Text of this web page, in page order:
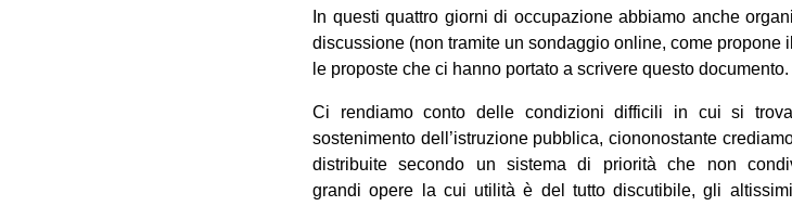
In questi quattro giorni di occupazione abbiamo anche
discussione (non tramite un sondaggio online, come
le proposte che ci hanno portato a scrivere questo documento.
Ci rendiamo conto delle condizioni difficili in cui si
sostenimento dell’istruzione pubblica, ciononostante
distribuite secondo un sistema di priorità che non
grandi opere la cui utilità è del tutto discutibile, gli